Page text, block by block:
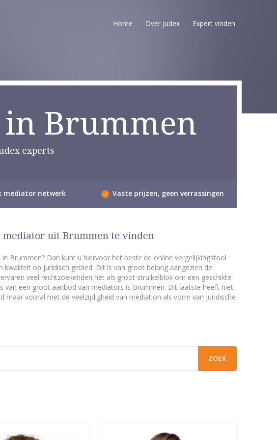
Home Over Judex Expert vinden
Brummen
experts
mediator netwerk Vaste prijzen, geen verrassingen
uit Brummen te vinden
Brummen? Dan kunt u hiervoor het beste de online vergelijkingstool
op juridisch gebied. Dit is van groot belang aangezien de
veel rechtzoekenden het als groot struikelblok om een geschikte
een groot aanbod van mediators is Brummen. Dit laatste heeft niet
maar vooral met de veelzijdigheid van mediation als vorm van juridische